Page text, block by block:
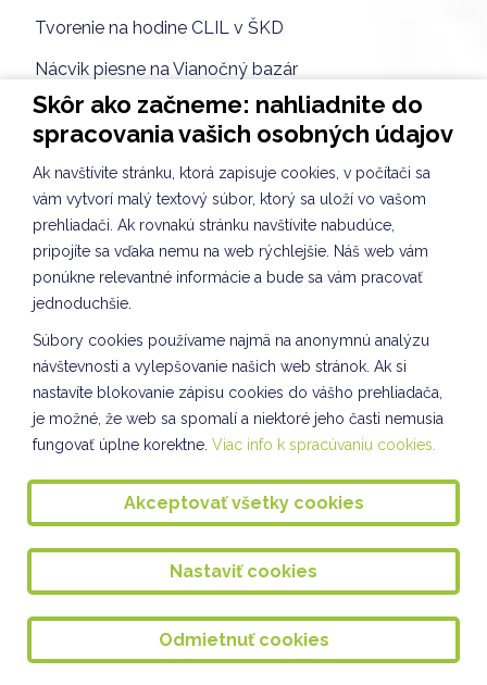
Tvorenie na hodine CLIL v ŠKD
Nácvik piesne na Vianočný bazár
Vybíjaná dievčat
TVORIVÉ DIELNIČKY III. oddelenie ŠKD
Spoločnosť a príroda III. oddelenie ŠKD
Tvorivé dielne VII. odddelenie ŠKD
KULIŠKIÁDA - NOVEMBER
Slávnostné rozsvietenie stromčeka 2024
Tvorba kostýmov VII. oddelenie ŠKD
Príprava adventu na škole
Spoločnosť a príroda II. oddelenie ŠKD
Svetový deň pozdravov VIII. oddelenie ŠKD
Vianočné tvorenie VII. oddelenie ŠKD
Kuliškáčik číta deťom I. oddelenie ŠKD
Kuliškáčik číta deťom IV. oddelenie a III. oddelenie ŠKD
Skôr ako začneme: nahliadnite do
spracovania vašich osobných údajov
Ak navštívite stránku, ktorá zapisuje cookies, v počítači sa
vám vytvorí malý textový súbor, ktorý sa uloží vo vašom
prehliadači. Ak rovnakú stránku navštívite nabudúce,
pripojíte sa vďaka nemu na web rýchlejšie. Náš web vám
ponúkne relevantné informácie a bude sa vám pracovať
jednoduchšie.
Súbory cookies používame najmä na anonymnú analýzu
návštevnosti a vylepšovanie našich web stránok. Ak si
nastavíte blokovanie zápisu cookies do vášho prehliadača,
je možné, že web sa spomalí a niektoré jeho časti nemusia
fungovať úplne korektne. Viac info k spracúvaniu cookies.
Akceptovať všetky cookies
Nastaviť cookies
Odmietnuť cookies